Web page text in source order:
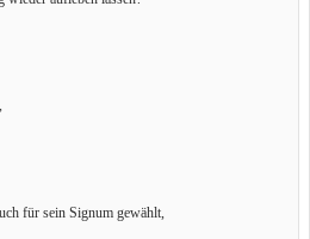
für sein Signum gewählt,